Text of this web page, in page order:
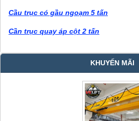
Cầu trục có gầu ngoạm 5 tấn
Cần trục quay áp cột 2 tấn
KHUYẾN MÃI